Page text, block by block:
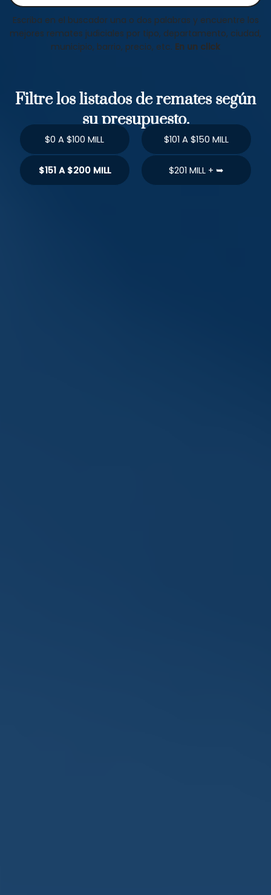
Escriba en el buscador una o dos palabras y encuentre los
mejores remates judiciales por tipo, departamento, ciudad,
municipio, barrio, precio, etc. En un click
Filtre los listados de remates según
su presupuesto.
$0 A $100 MILL $101 A $150 MILL
$151 A $200 MILL $201 MILL + ➥